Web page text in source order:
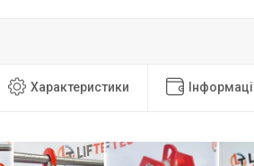
Характеристики